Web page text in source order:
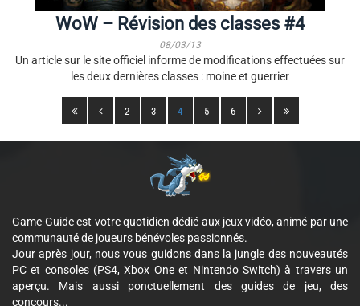
WoW – Révision des classes #4
08/03/13
Un article sur le site officiel informe de modifications effectuées sur
les deux dernières classes : moine et guerrier
2 3 4 5 6
Game-Guide est votre quotidien dédié aux jeux vidéo, animé par une
communauté de joueurs bénévoles passionnés.
Jour après jour, nous vous guidons dans la jungle des nouveautés
PC et consoles (PS4, Xbox One et Nintendo Switch) à travers un
aperçu. Mais aussi ponctuellement des guides de jeu, des
concours...